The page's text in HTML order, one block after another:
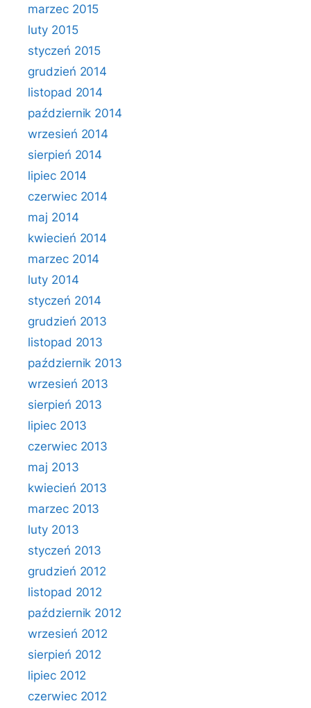
marzec 2015
luty 2015
styczeń 2015
grudzień 2014
listopad 2014
październik 2014
wrzesień 2014
sierpień 2014
lipiec 2014
czerwiec 2014
maj 2014
kwiecień 2014
marzec 2014
luty 2014
styczeń 2014
grudzień 2013
listopad 2013
październik 2013
wrzesień 2013
sierpień 2013
lipiec 2013
czerwiec 2013
maj 2013
kwiecień 2013
marzec 2013
luty 2013
styczeń 2013
grudzień 2012
listopad 2012
październik 2012
wrzesień 2012
sierpień 2012
lipiec 2012
czerwiec 2012